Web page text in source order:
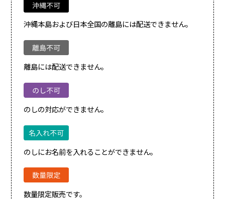
沖縄本島および日本全国の離島には配送できません。
離島には配送できません。
のしの対応ができません。
のしにお名前を入れることができません。
数量限定販売です。